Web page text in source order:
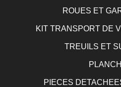
ROUES ET
KIT TRANSPORT DE
TREUILS ET
PIECES